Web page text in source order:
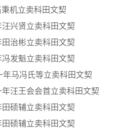
机立卖科田文契
兴贤立卖科田文契
治彬立卖科田文契
发魁立卖科田文契
马冯氏等立卖科田文契
汪王会会首立卖科田文契
硕辅立卖科田文契
硕辅立卖科田文契